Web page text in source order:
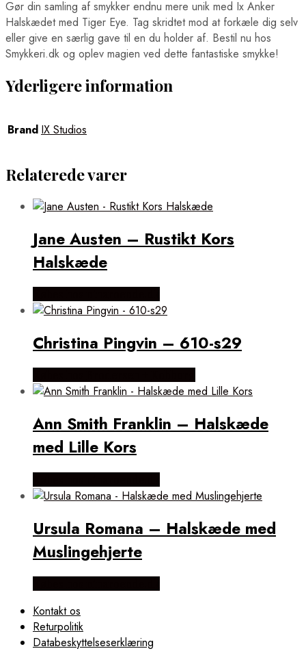
Gør din samling af smykker endnu mere unik med Ix Anker
Halskædet med Tiger Eye. Tag skridtet mod at forkæle dig selv
eller give en særlig gave til en du holder af. Bestil nu hos
Smykkeri.dk og oplev magien ved dette fantastiske smykke!
Yderligere information
Brand IX Studios
Relaterede varer
Jane Austen – Rustikt Kors
Halskæde
Christina Pingvin – 610-s29
Ann Smith Franklin – Halskæde
med Lille Kors
Ursula Romana – Halskæde med
Muslingehjerte
Kontakt os
Returpolitik
Databeskyttelseserklæring